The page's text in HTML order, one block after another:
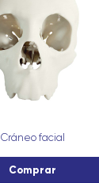
Cráneo facial
Comprar